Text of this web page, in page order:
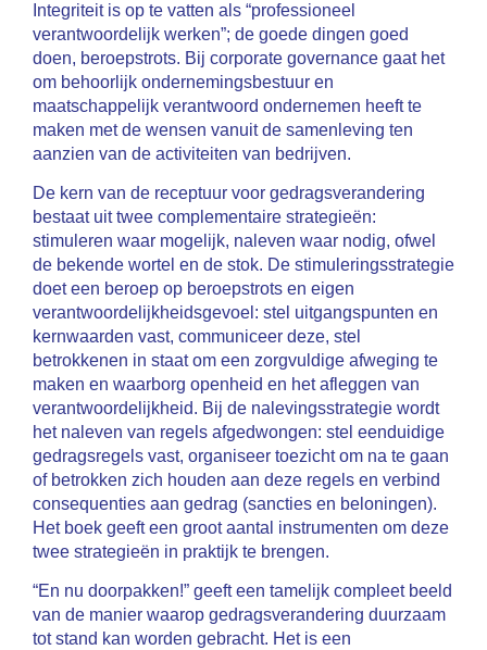
Integriteit is op te vatten als “professioneel
verantwoordelijk werken”; de goede dingen goed
doen, beroepstrots. Bij corporate governance gaat het
om behoorlijk ondernemingsbestuur en
maatschappelijk verantwoord ondernemen heeft te
maken met de wensen vanuit de samenleving ten
aanzien van de activiteiten van bedrijven.
De kern van de receptuur voor gedragsverandering
bestaat uit twee complementaire strategieën:
stimuleren waar mogelijk, naleven waar nodig, ofwel
de bekende wortel en de stok. De stimuleringsstrategie
doet een beroep op beroepstrots en eigen
verantwoordelijkheidsgevoel: stel uitgangspunten en
kernwaarden vast, communiceer deze, stel
betrokkenen in staat om een zorgvuldige afweging te
maken en waarborg openheid en het afleggen van
verantwoordelijkheid. Bij de nalevingsstrategie wordt
het naleven van regels afgedwongen: stel eenduidige
gedragsregels vast, organiseer toezicht om na te gaan
of betrokken zich houden aan deze regels en verbind
consequenties aan gedrag (sancties en beloningen).
Het boek geeft een groot aantal instrumenten om deze
twee strategieën in praktijk te brengen.
“En nu doorpakken!” geeft een tamelijk compleet beeld
van de manier waarop gedragsverandering duurzaam
tot stand kan worden gebracht. Het is een